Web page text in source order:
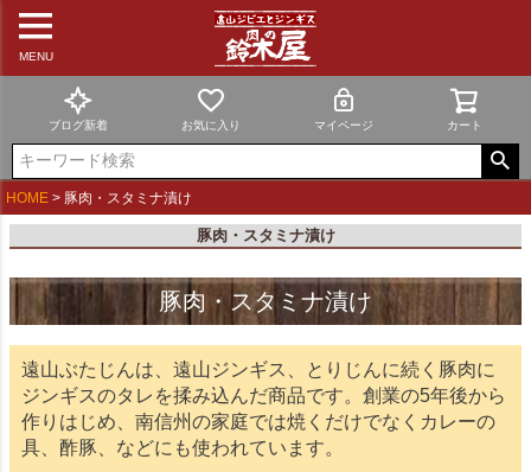
MENU
ブログ新着 お気に入り マイページ カート
HOME 豚肉・スタミナ漬け
豚肉・スタミナ漬け
豚肉・スタミナ漬け
遠山ぶたじんは、遠山ジンギス、とりじんに続く豚肉に
ジンギスのタレを揉み込んだ商品です。創業の5年後から
作りはじめ、南信州の家庭では焼くだけでなくカレーの
具、酢豚、などにも使われています。